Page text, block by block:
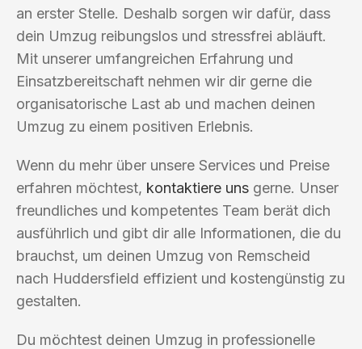
an erster Stelle. Deshalb sorgen wir dafür, dass
dein Umzug reibungslos und stressfrei abläuft.
Mit unserer umfangreichen Erfahrung und
Einsatzbereitschaft nehmen wir dir gerne die
organisatorische Last ab und machen deinen
Umzug zu einem positiven Erlebnis.
Wenn du mehr über unsere Services und Preise
erfahren möchtest, kontaktiere uns gerne. Unser
freundliches und kompetentes Team berät dich
ausführlich und gibt dir alle Informationen, die du
brauchst, um deinen Umzug von Remscheid
nach Huddersfield effizient und kostengünstig zu
gestalten.
Du möchtest deinen Umzug in professionelle